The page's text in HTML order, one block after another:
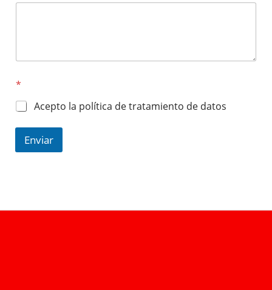
*
Acepto la política de tratamiento de datos
Enviar